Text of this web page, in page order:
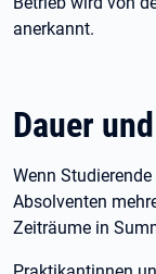
anerkannt.
Dauer
Wenn
Absolventen
Zeiträume in